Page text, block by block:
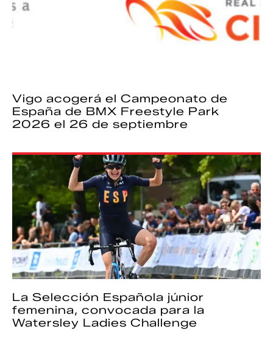
Vigo acogerá el Campeonato de
España de BMX Freestyle Park
2026 el 26 de septiembre
La Selección Española júnior
femenina, convocada para la
Watersley Ladies Challenge